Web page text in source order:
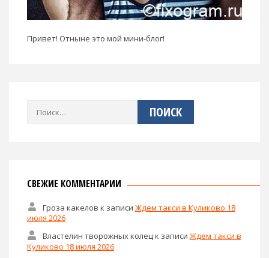
Привет! Отныне это мой мини-блог!
Найти:
СВЕЖИЕ КОММЕНТАРИИ
Гроза какелов к записи Ждем такси в Куликово 18
июля 2026
Властелин творожных колецк записи Ждем такси в
Куликово 18 июля 2026